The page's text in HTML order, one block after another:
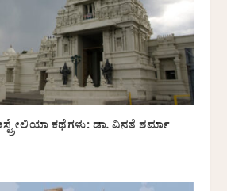
ಕಥೆಗಳು: ಡಾ. ವಿನತೆ ಶರ್ಮಾ